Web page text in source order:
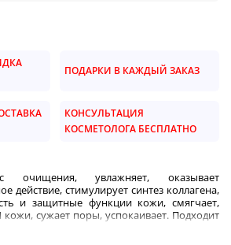
ПОДАРКИ В КАЖДЫЙ ЗАКАЗ
КОНСУЛЬТАЦИЯ
КОСМЕТОЛОГА БЕСПЛАТНО
очищения, увлажняет, оказывает
действие, стимулирует синтез коллагена,
и защитные функции кожи, смягчает,
кожи, сужает поры, успокаивает. Подходит